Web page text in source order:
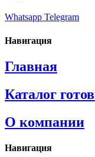
Whatsapp Telegram
Навигация
Главная
Каталог
О компании
Навигация